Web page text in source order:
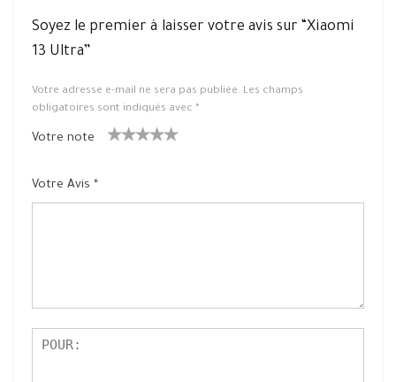
Soyez le premier à laisser votre avis sur “Xiaomi
13 Ultra”
Votre adresse e-mail ne sera pas publiée. Les champs
obligatoires sont indiqués avec *
Votre note
oil
sur
Votre Avis *